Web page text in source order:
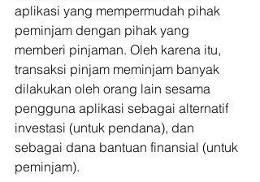
aplikasi yang mempermudah pihak
peminjam dengan pihak yang
memberi pinjaman. Oleh karena itu,
transaksi pinjam meminjam banyak
dilakukan oleh orang lain sesama
pengguna aplikasi sebagai alternatif
investasi (untuk pendana), dan
sebagai dana bantuan finansial (untuk
peminjam).